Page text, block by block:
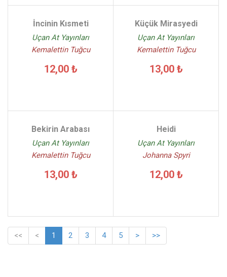
İncinin Kısmeti
Uçan At Yayınları
Kemalettin Tuğcu
12,00 ₺
Küçük Mirasyedi
Uçan At Yayınları
Kemalettin Tuğcu
13,00 ₺
Bekirin Arabası
Uçan At Yayınları
Kemalettin Tuğcu
13,00 ₺
Heidi
Uçan At Yayınları
Johanna Spyri
12,00 ₺
<< < 1 2 3 4 5 > >>